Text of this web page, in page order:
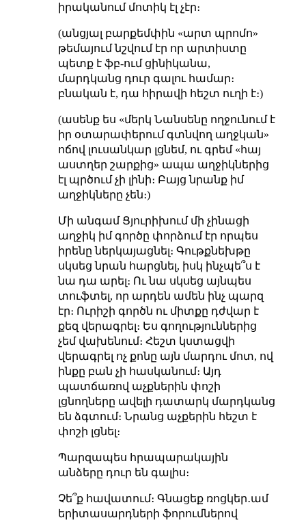
իրականում մոտիկ էլ չէր։
(անցյալ բարքեմփին «արտ պրոմո»
թեմայում նշվում էր որ արտիստը
պետք է ֆբ-ում ցինիկանա,
մարդկանց դուր գալու համար։
բնական է, դա հիրավի հեշտ ուղի է։)
(ասենք ես «մերկ Նանսենը ողջունում է
իր օտարափերում գտնվող աղջկան»
ոճով լուսանկար լցնեմ, ու գրեմ «հայ
աստղեր շարքից» ապա աղջիկներից
էլ պրծում չի լինի։ Բայց նրանք իմ
աղջիկները չեն։)
Մի անգամ Ցյուրիխում մի չինացի
աղջիկ իմ գործը փորձում էր որպես
իրենը ներկայացնել։ Գութքնեխթը
սկսեց նրան հարցնել, իսկ ինչպե՞ս է
նա դա արել։ Ու նա սկսեց այնպես
տուֆտել, որ արդեն ամեն ինչ պարզ
էր։ Ուրիշի գործն ու միտքը դժվար է
քեզ վերագրել։ Ես գողություններից
չեմ վախենում։ Հեշտ կստացվի
վերագրել ոչ քոնը այն մարդու մոտ, ով
ինքը բան չի հասկանում։ Այդ
պատճառով աչքներին փոշի
լցնողները ավելի դատարկ մարդկանց
են ձգտում։ Նրանց աչքերին հեշտ է
փոշի լցնել։
Պարզապես հրապարակային
անձերը դուր են գալիս։
Չե՞ք հավատում։ Գնացեք ռոցկեր․ամ
երիտասարդների ֆորումներով